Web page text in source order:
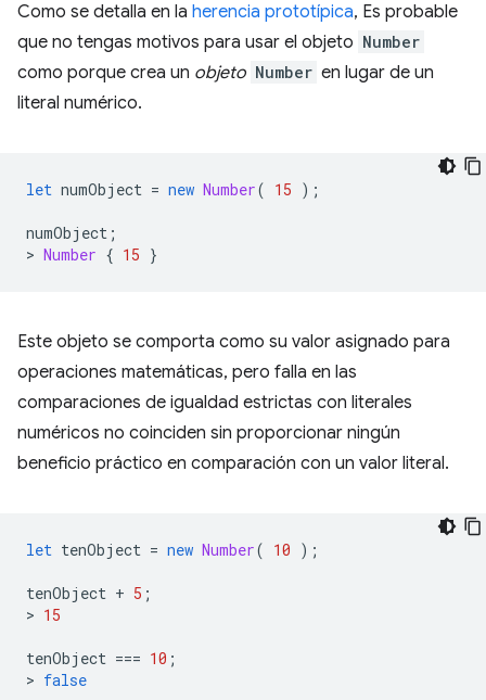
Como se detalla en la herencia prototípica, Es probable
que no tengas motivos para usar el objeto Number
como porque crea un objeto Number en lugar de un
literal numérico.
let numObject = new Number( 15 );
numObject ;
> Number { 15 }
Este objeto se comporta como su valor asignado para
operaciones matemáticas, pero falla en las
comparaciones de igualdad estrictas con literales
numéricos no coinciden sin proporcionar ningún
beneficio práctico en comparación con un valor literal.
let tenObject = new Number( 10 );
tenObject + 5 ;
> 15
tenObject === 10 ;
> false